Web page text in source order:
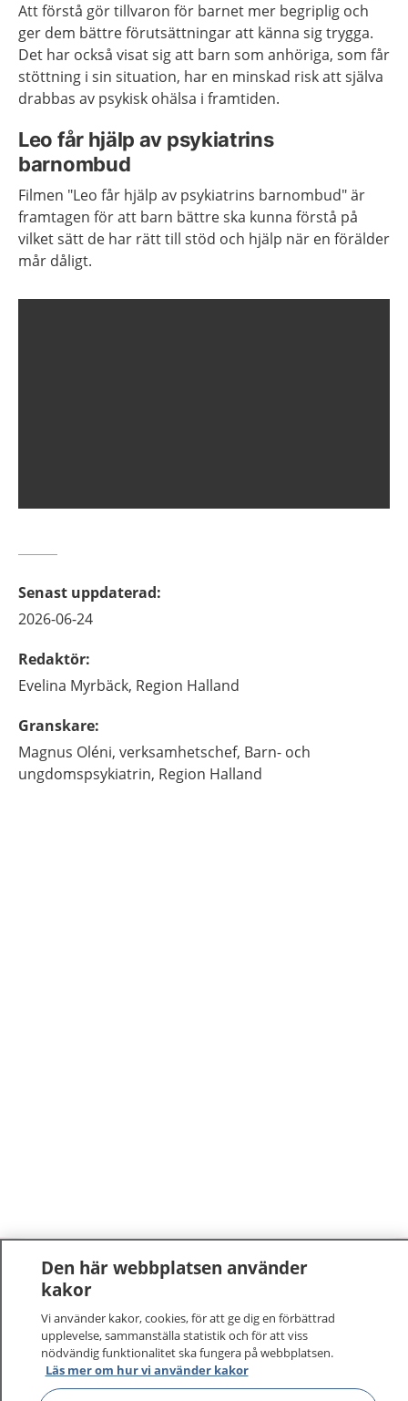
Att förstå gör tillvaron för barnet mer begriplig och
ger dem bättre förutsättningar att känna sig trygga.
Det har också visat sig att barn som anhöriga, som får
stöttning i sin situation, har en minskad risk att själva
drabbas av psykisk ohälsa i framtiden.
Leo får hjälp av psykiatrins
barnombud
Filmen "Leo får hjälp av psykiatrins barnombud" är
framtagen för att barn bättre ska kunna förstå på
vilket sätt de har rätt till stöd och hjälp när en förälder
mår dåligt.
Senast uppdaterad:
2026-06-24
Redaktör:
Evelina Myrbäck, Region Halland
Granskare:
Magnus Oléni, verksamhetschef, Barn- och
ungdomspsykiatrin, Region Halland
1177 –tryggt om din hälsa och vård
På 1177.se får du råd om hälsa och information om
sjukdomar och vilka mottagningar du kan kontakta.
Logga in för att läsa din journal och göra dina
vårdärenden. Ring telefonnummer 1177 för
Den här webbplatsen använder
kakor
Vi använder kakor, cookies, för att ge dig en förbättrad
upplevelse, sammanställa statistik och för att viss
nödvändig funktionalitet ska fungera på webbplatsen.
Läs mer om hur vi använder kakor